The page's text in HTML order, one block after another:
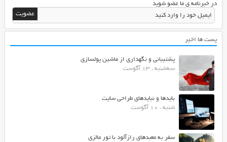
در خبرنامه ی ما عضو شوید
پست ها اخیر
پشتیبانی و نگهداری از ماشین پولسازی
سه‌شنبه ، 13 آگوست
بایدها و نبایدهای طراحی سایت
شنبه ، 10 آگوست
سفر به معبدهای رازآلود با تور مالزی